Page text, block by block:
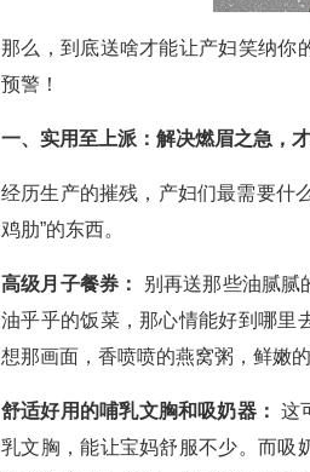
那么，到底送啥才能让产妇笑纳你
预警！
一、实用至上派：解决燃眉之急，
经历生产的摧残，产妇们最需要什
鸡肋”的东西。
高级月子餐券： 别再送那些油腻腻
油乎乎的饭菜，那心情能好到哪里
想那画面，香喷喷的燕窝粥，鲜嫩
舒适好用的哺乳文胸和吸奶器：这
乳文胸，能让宝妈舒服不少。而吸